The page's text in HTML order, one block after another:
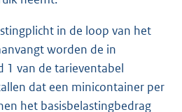
in de loop van het
worden de in
1 van de tarieventabel
dat een minicontainer per
het basisbelastingbedrag